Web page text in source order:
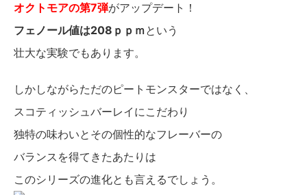
オクトモアの第7弾がアップデート！
フェノール値は208ｐｐｍという
壮大な実験でもあります。
しかしながらただのピートモンスターではなく、
スコティッシュバーレイにこだわり
独特の味わいとその個性的なフレーバーの
バランスを得てきたあたりは
このシリーズの進化とも言えるでしょう。